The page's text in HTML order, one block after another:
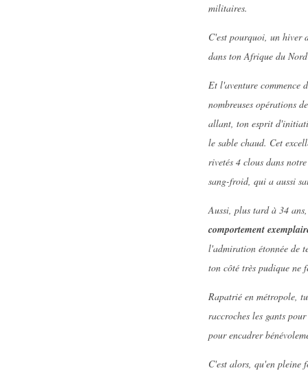
militaires.
C'est pourquoi, un hiver
dans ton Afrique du
Et l'aventure commence
nombreuses opérations
allant, ton esprit
le sable chaud. Cet
rivetés 4 clous dans
sang-froid, qui a aussi
Aussi, plus tard à 34
comportement
l'admiration étonnée de
ton côté très pudique
Rapatrié en métropole,
raccroches les gants
pour encadrer
C'est alors, qu'en pleine